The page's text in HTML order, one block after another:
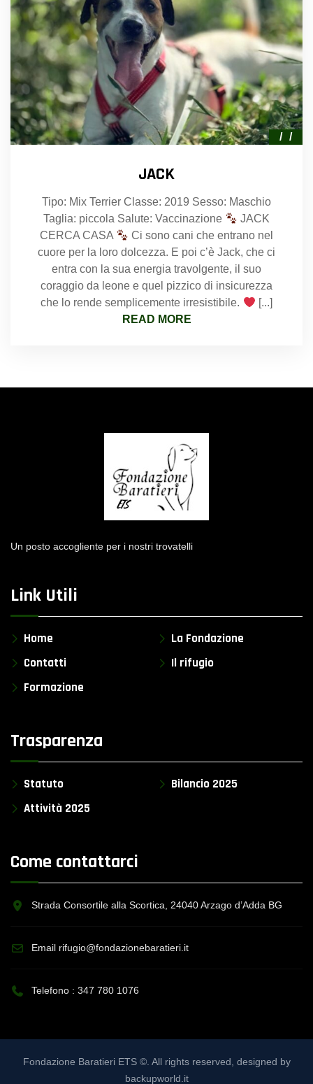
JACK
Tipo: Mix Terrier Classe: 2019 Sesso: Maschio
Taglia: piccola Salute: Vaccinazione
JACK
CERCA CASA
Ci sono cani che entrano nel
cuore per la loro dolcezza. E poi c’è Jack, che ci
entra con la sua energia travolgente, il suo
coraggio da leone e quel pizzico di insicurezza
che lo rende semplicemente irresistibile.
[...]
READ MORE
Un posto accogliente per i nostri trovatelli
Link Utili
Home
La Fondazione
Contatti
Il rifugio
Formazione
Trasparenza
Statuto
Bilancio 2025
Attività 2025
Come contattarci
Strada Consortile alla Scortica, 24040 Arzago d’Adda BG
Email rifugio@fondazionebaratieri.it
Telefono : 347 780 1076
Fondazione Baratieri ETS ©. All rights reserved, designed by
backupworld.it